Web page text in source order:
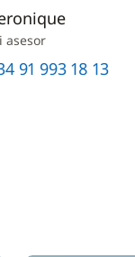
asesor
91 993 18 13